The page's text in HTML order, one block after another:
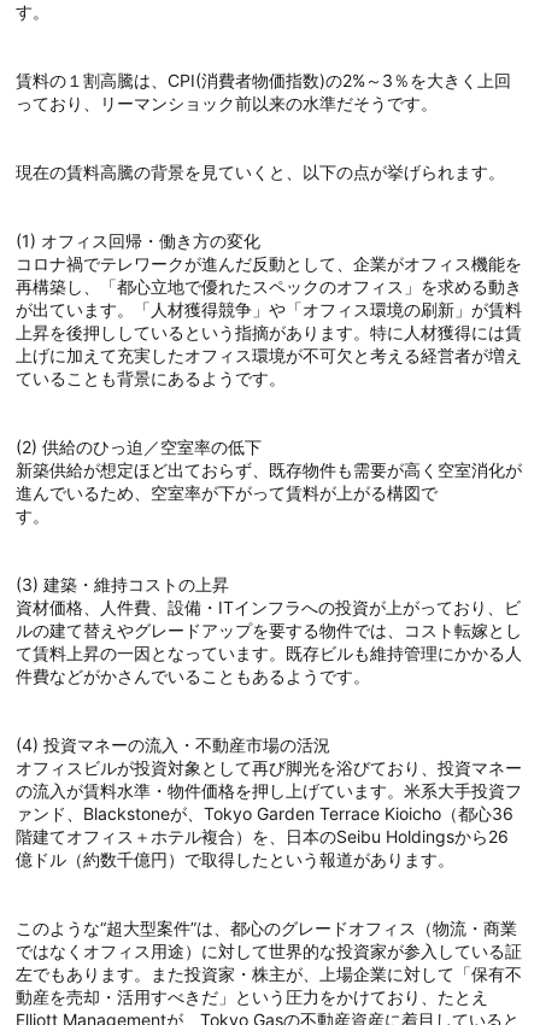
す。
賃料の１割高騰は、CPI(消費者物価指数)の2%～3％を大きく上回
っており、リーマンショック前以来の水準だそうです。
現在の賃料高騰の背景を見ていくと、以下の点が挙げられます。
(1) オフィス回帰・働き方の変化
コロナ禍でテレワークが進んだ反動として、企業がオフィス機能を
再構築し、「都心立地で優れたスペックのオフィス」を求める動き
が出ています。「人材獲得競争」や「オフィス環境の刷新」が賃料
上昇を後押ししているという指摘があります。特に人材獲得には賃
上げに加えて充実したオフィス環境が不可欠と考える経営者が増え
ていることも背景にあるようです。
(2) 供給のひっ迫／空室率の低下
新築供給が想定ほど出ておらず、既存物件も需要が高く空室消化が
進んでいるため、空室率が下がって賃料が上がる構図で
す。
(3) 建築・維持コストの上昇
資材価格、人件費、設備・ITインフラへの投資が上がっており、ビ
ルの建て替えやグレードアップを要する物件では、コスト転嫁とし
て賃料上昇の一因となっています。既存ビルも維持管理にかかる人
件費などがかさんでいることもあるようです。
(4) 投資マネーの流入・不動産市場の活況
オフィスビルが投資対象として再び脚光を浴びており、投資マネー
の流入が賃料水準・物件価格を押し上げています。米系大手投資フ
ァンド、Blackstoneが、Tokyo Garden Terrace Kioicho（都心36
階建てオフィス＋ホテル複合）を、日本のSeibu Holdingsから26
億ドル（約数千億円）で取得したという報道があります。
このような“超大型案件”は、都心のグレードオフィス（物流・商業
ではなくオフィス用途）に対して世界的な投資家が参入している証
左でもあります。また投資家・株主が、上場企業に対して「保有不
動産を売却・活用すべきだ」という圧力をかけており、たとえ
Elliott Managementが、Tokyo Gasの不動産資産に着目していると